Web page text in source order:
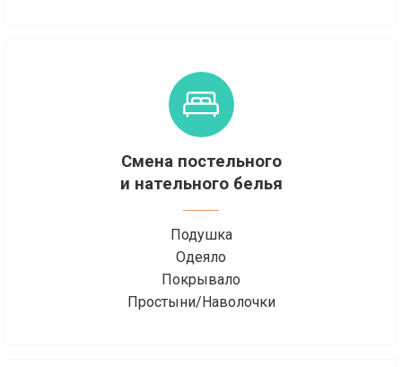
Смена постельного
и нательного белья
Подушка
Одеяло
Покрывало
Простыни/Наволочки